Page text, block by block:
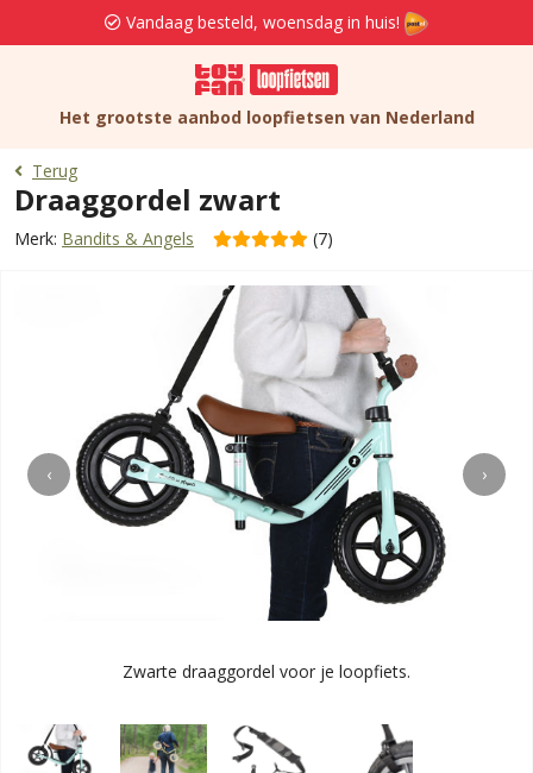
Vandaag besteld, woensdag in huis!
Het grootste aanbod loopfietsen van Nederland
Terug
Draaggordel zwart
Merk: Bandits & Angels (7)
‹ ›
Zwarte draaggordel voor je loopfiets.